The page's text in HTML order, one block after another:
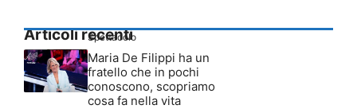
Articoli recenti
Spettacolo
Maria De Filippi ha un
fratello che in pochi
conoscono, scopriamo
cosa fa nella vita